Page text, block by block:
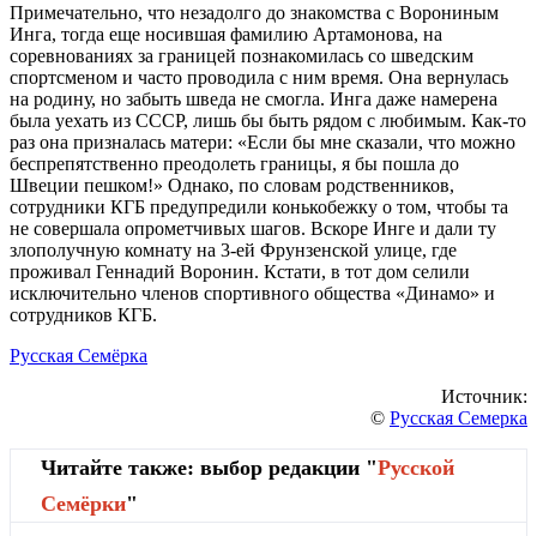
Примечательно, что незадолго до знакомства с Ворониным
Инга, тогда еще носившая фамилию Артамонова, на
соревнованиях за границей познакомилась со шведским
спортсменом и часто проводила с ним время. Она вернулась
на родину, но забыть шведа не смогла. Инга даже намерена
была уехать из СССР, лишь бы быть рядом с любимым. Как-то
раз она призналась матери: «Если бы мне сказали, что можно
беспрепятственно преодолеть границы, я бы пошла до
Швеции пешком!» Однако, по словам родственников,
сотрудники КГБ предупредили конькобежку о том, чтобы та
не совершала опрометчивых шагов. Вскоре Инге и дали ту
злополучную комнату на 3-ей Фрунзенской улице, где
проживал Геннадий Воронин. Кстати, в тот дом селили
исключительно членов спортивного общества «Динамо» и
сотрудников КГБ.
Русская Семёрка
Источник:
© Русская Семерка
Читайте также: выбор редакции "Русской
Cемёрки"